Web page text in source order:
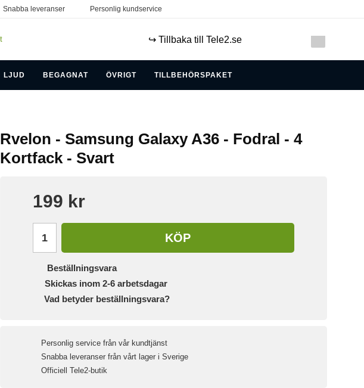
Snabba leveranser Personlig kundservice
↪️ Tillbaka till Tele2.se
LJUD BEGAGNAT ÖVRIGT TILLBEHÖRSPAKET
Rvelon - Samsung Galaxy A36 - Fodral - 4
Kortfack - Svart
199 kr
KÖP
Beställningsvara
Skickas inom 2-6 arbetsdagar
Vad betyder beställningsvara?
Personlig service från vår kundtjänst
Snabba leveranser från vårt lager i Sverige
Officiell Tele2-butik